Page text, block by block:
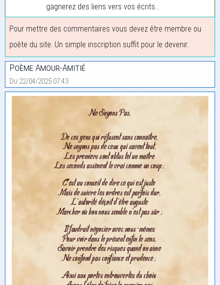
gagnerez des liens vers vos écrits...
Pour mettre des commentaires vous devez être membre ou
poète du site. Un simple inscription suffit pour le devenir.
Poème Amour-Amitié
Du 22/04/2025 07:43